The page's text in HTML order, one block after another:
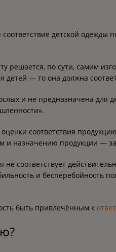
детской одежды
по сути, самим
детей — то она должна
и не предназначена для
соответствия
и назначению продукции —
соответствует
и бесперебойность
быть привлечённым к